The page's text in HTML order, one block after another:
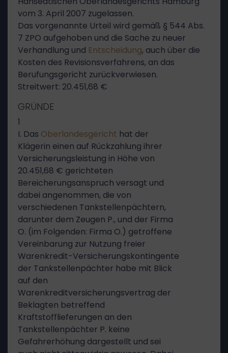
vom 3. April 2007 zugelassen.
Das vorgenannte Urteil wird gemäß § 544 Abs.
7 ZPO aufgehoben und die Sache zu neuer
Verhandlung und Entscheidung, auch über die
Kosten des Revisionsverfahrens, an das
Berufungsgericht zurückverwiesen.
Streitwert: 20.451,68 €
GRÜNDE
1
I. Das Oberlandesgericht hat der
Klägerin einen auf Rückzahlung ihrer
Versicherungsleistung in Höhe von
20.451,68 € gerichteten
Bereicherungsanspruch versagt und
dabei angenommen, die von
verschiedenen Tankstellenpächtern,
darunter dem Zeugen P., und der Firma
O. (im Folgenden: Firma O.) getroffene
Vereinbarung zur Nutzung freier
Warenkredit-Versicherungskontingente
der Tankstellenpächter habe mit Blick
auf den
Warenkreditversicherungsvertrag der
Beklagten betreffend
Kraftstofflieferungen an den
Tankstellenpächter P. keine
Gefahrerhöhung dargestellt und sei